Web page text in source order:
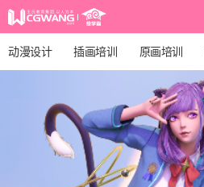
动漫设计 插画培训 原画培训
培训课程
漫画设计 绘画教程 板绘培训